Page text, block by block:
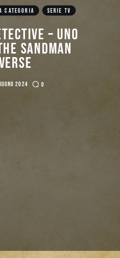
CATEGORIA SERIE TV
– Uno
Sandman
2024 0